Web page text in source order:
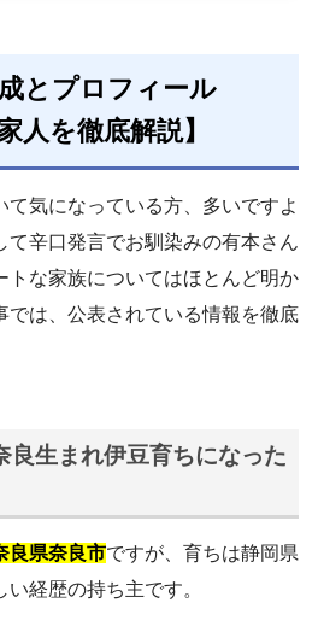
とプロフィール
人を徹底解説】
気になっている方、多いですよ
て辛口発言でお馴染みの有本さん
トな家族についてはほとんど明か
では、公表されている情報を徹底
良生まれ伊豆育ちになった
良県奈良市ですが、育ちは静岡県
経歴の持ち主です。